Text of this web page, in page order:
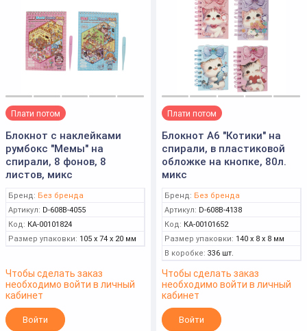
Плати потом
Блокнот с наклейками
румбокс "Мемы" на
спирали, 8 фонов, 8
листов, микс
Бренд: Без бренда
Артикул: D-608B-4055
Код: КА-00101824
Размер упаковки: 105 x 74 x 20 мм
Чтобы сделать заказ
необходимо войти в личный
кабинет
Войти
Плати потом
Блокнот А6 "Котики" на
спирали, в пластиковой
обложке на кнопке, 80л.
микс
Бренд: Без бренда
Артикул: D-608B-4138
Код: КА-00101652
Размер упаковки: 140 x 8 x 8 мм
В коробке: 336 шт.
Чтобы сделать заказ
необходимо войти в личный
кабинет
Войти